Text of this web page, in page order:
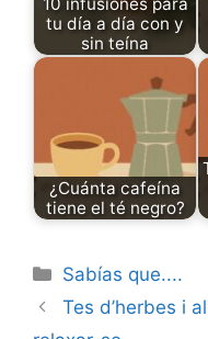
tu día a día con y
sin teína
¿Cuánta cafeína
tiene el té negro?
Categories
Sabías que....
Tes d’herbes i